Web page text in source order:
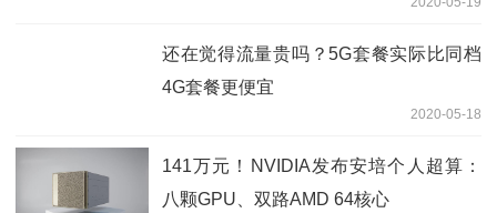
还在觉得流量贵吗？5G套餐实际比同档
4G套餐更便宜
2020-05-18
141万元！NVIDIA发布安培个人超算：
八颗GPU、双路AMD 64核心